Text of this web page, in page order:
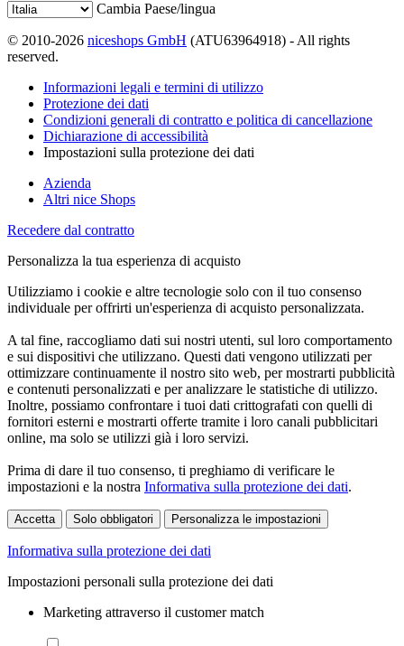
Cambia Paese/lingua
© 2010-2026 niceshops GmbH (ATU63964918) - All rights
reserved.
Informazioni legali e termini di utilizzo
Protezione dei dati
Condizioni generali di contratto e politica di cancellazione
Dichiarazione di accessibilità
Impostazioni sulla protezione dei dati
Azienda
Altri nice Shops
Recedere dal contratto
Personalizza la tua esperienza di acquisto
Utilizziamo i cookie e altre tecnologie solo con il tuo consenso
individuale per offrirti un'esperienza di acquisto personalizzata.
A tal fine, raccogliamo dati sui nostri utenti, sul loro comportamento
e sui dispositivi che utilizzano. Questi dati vengono utilizzati per
ottimizzare continuamente il nostro sito web, per mostrarti pubblicità
e contenuti personalizzati e per analizzare le statistiche di utilizzo.
Inoltre, possiamo confrontare i tuoi dati crittografati con quelli di
fornitori esterni e mostrarti offerte tramite i loro canali pubblicitari
online, ma solo se utilizzi già i loro servizi.
Prima di dare il tuo consenso, ti preghiamo di verificare le
impostazioni e la nostra Informativa sulla protezione dei dati.
Accetta Solo obbligatori Personalizza le impostazioni
Informativa sulla protezione dei dati
Impostazioni personali sulla protezione dei dati
Marketing attraverso il customer match